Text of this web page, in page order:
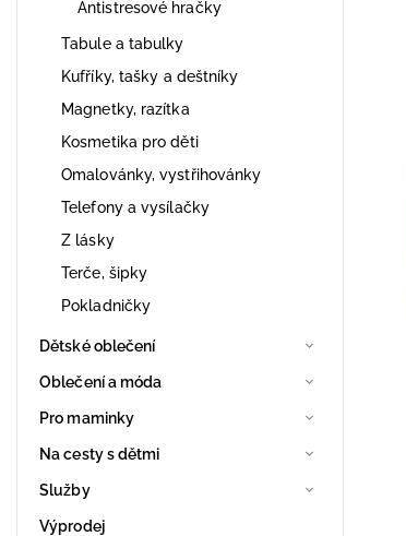
Antistresové hračky
Tabule a tabulky
Kufříky, tašky a deštníky
Magnetky, razítka
Kosmetika pro děti
Omalovánky, vystřihovánky
Telefony a vysílačky
Z lásky
Terče, šipky
Pokladničky
Dětské oblečení
Oblečení a móda
Pro maminky
Na cesty s dětmi
Služby
Výprodej